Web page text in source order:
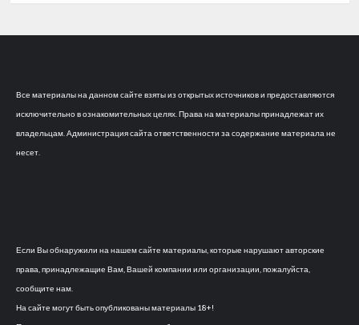
Все материалы на данном сайте взяты из открытых источников и предоставляются
исключительно в ознакомительных целях. Права на материалы принадлежат их
владельцам. Администрация сайта ответственности за содержание материала не
несет.
Если Вы обнаружили на нашем сайте материалы, которые нарушают авторские
права, принадлежащие Вам, Вашей компании или организации, пожалуйста,
сообщите нам.
На сайте могут быть опубликованы материалы 18+!